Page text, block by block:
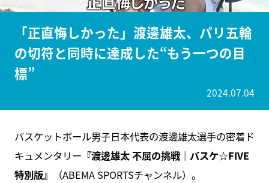
「正直悔しかった」渡邊雄太、パリ五輪
の切符と同時に達成した“もう一つの目
標”
2024.07.04
バスケットボール男子日本代表の渡邊雄太選手の密着ド
キュメンタリー 『渡邊雄太 不屈の挑戦｜バスケ☆FIVE
特別版』
（ABEMA SPORTSチャンネル）。